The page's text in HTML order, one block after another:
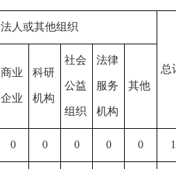
法人或其他组织
总
商业
企业
科研
机构
社会
公益
组织
法律
服务
机构
其他
0 0 0 0 0 1